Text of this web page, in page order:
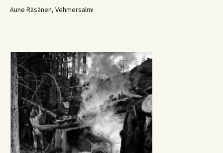
Aune Räsänen, Vehmersalmi